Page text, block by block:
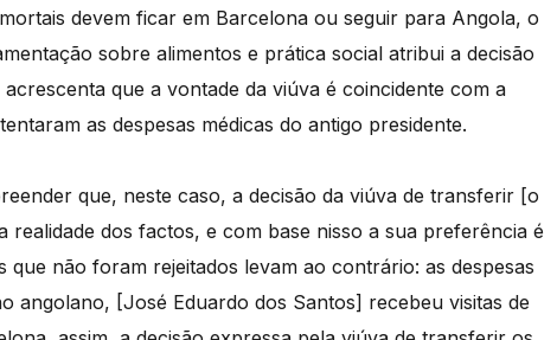
devem ficar em Barcelona ou seguir para Angola, o
sobre alimentos e prática social atribui a decisão
que a vontade da viúva é coincidente com a
as despesas médicas do antigo presidente.
que, neste caso, a decisão da viúva de transferir [o
dos factos, e com base nisso a sua preferência é
não foram rejeitados levam ao contrário: as despesas
angolano, [José Eduardo dos Santos] recebeu visitas de